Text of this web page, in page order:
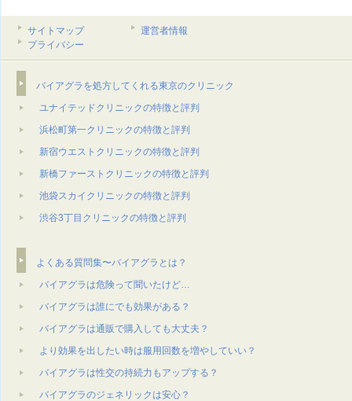
サイトマップ
運営者情報
プライバシー
バイアグラを処方してくれる東京のクリニック
ユナイテッドクリニックの特徴と評判
浜松町第一クリニックの特徴と評判
新宿ウエストクリニックの特徴と評判
新橋ファーストクリニックの特徴と評判
池袋スカイクリニックの特徴と評判
渋谷3丁目クリニックの特徴と評判
よくある質問集〜バイアグラとは？
バイアグラは危険って聞いたけど…
バイアグラは誰にでも効果がある？
バイアグラは通販で購⼊しても⼤丈夫？
より効果を出したい時は服⽤回数を増やしていい？
バイアグラは性交の持続⼒もアップする？
バイアグラのジェネリックは安心？